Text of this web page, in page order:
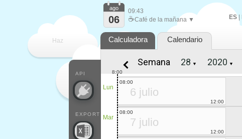
Haz
que
ES|
API
EXPORT
ago
06
09:43
☕Café de la mañana ▼
Calculadora Calendario
Semana ▼ ▼
Lun
Mar
8:00
6 julio
08:00
12:00
7 julio
08:00
12:00